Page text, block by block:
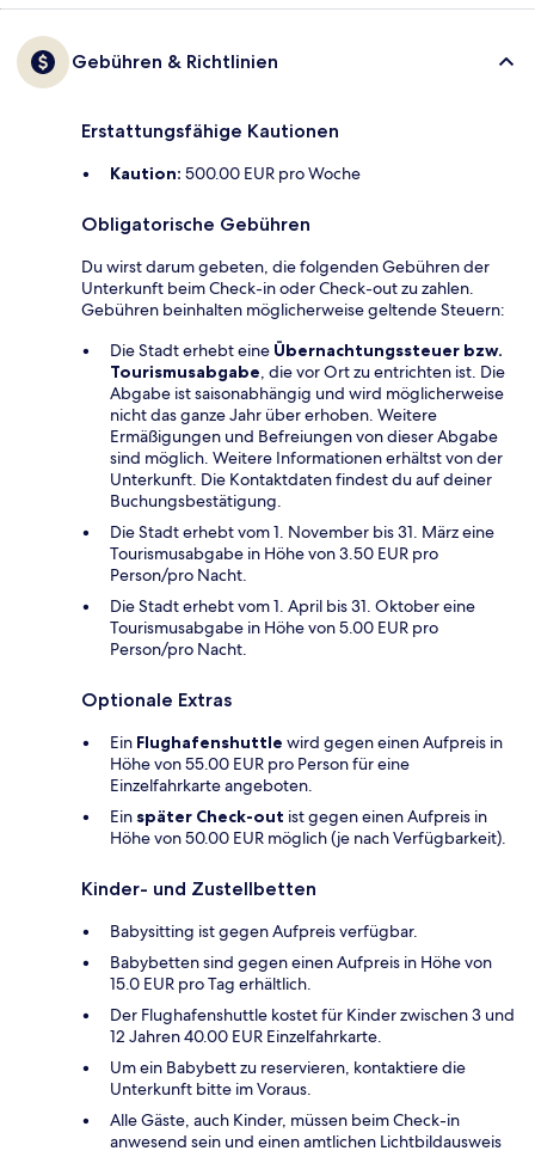
Gebühren & Richtlinien
Erstattungsfähige Kautionen
Kaution: 500.00 EUR pro Woche
Obligatorische Gebühren
Du wirst darum gebeten, die folgenden Gebühren der
Unterkunft beim Check-in oder Check-out zu zahlen.
Gebühren beinhalten möglicherweise geltende Steuern:
Die Stadt erhebt eine Übernachtungssteuer bzw.
Tourismusabgabe, die vor Ort zu entrichten ist. Die
Abgabe ist saisonabhängig und wird möglicherweise
nicht das ganze Jahr über erhoben. Weitere
Ermäßigungen und Befreiungen von dieser Abgabe
sind möglich. Weitere Informationen erhältst von der
Unterkunft. Die Kontaktdaten findest du auf deiner
Buchungsbestätigung.
Die Stadt erhebt vom 1. November bis 31. März eine
Tourismusabgabe in Höhe von 3.50 EUR pro
Person/pro Nacht.
Die Stadt erhebt vom 1. April bis 31. Oktober eine
Tourismusabgabe in Höhe von 5.00 EUR pro
Person/pro Nacht.
Optionale Extras
Ein Flughafenshuttle wird gegen einen Aufpreis in
Höhe von 55.00 EUR pro Person für eine
Einzelfahrkarte angeboten.
Ein später Check-out ist gegen einen Aufpreis in
Höhe von 50.00 EUR möglich (je nach Verfügbarkeit).
Kinder- und Zustellbetten
Babysitting ist gegen Aufpreis verfügbar.
Babybetten sind gegen einen Aufpreis in Höhe von
15.0 EUR pro Tag erhältlich.
Der Flughafenshuttle kostet für Kinder zwischen 3 und
12 Jahren 40.00 EUR Einzelfahrkarte.
Um ein Babybett zu reservieren, kontaktiere die
Unterkunft bitte im Voraus.
Alle Gäste, auch Kinder, müssen beim Check-in
anwesend sein und einen amtlichen Lichtbildausweis